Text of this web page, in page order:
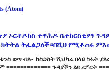
(Atom)
ኦርቶዶክስ ተዋሕዶ ቤተክርስቲያን
ትፈልጋለች።በሺህ የሚቆጠሩ
ወጣ ብሎ ከስድስት ሺህ ካሬ በላይ ስፋት
ጉዳያችን ልዩ ሪፖርት